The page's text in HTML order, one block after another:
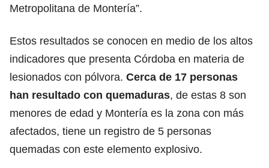
Metropolitana de Montería”.
Estos resultados se conocen en medio de los altos
indicadores que presenta Córdoba en materia de
lesionados con pólvora. Cerca de 17 personas
han resultado con quemaduras, de estas 8 son
menores de edad y Montería es la zona con más
afectados, tiene un registro de 5 personas
quemadas con este elemento explosivo.